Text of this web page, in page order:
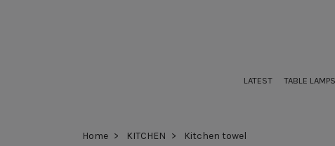
LATEST TABLE LAMPS
Home KITCHEN Kitchen towel